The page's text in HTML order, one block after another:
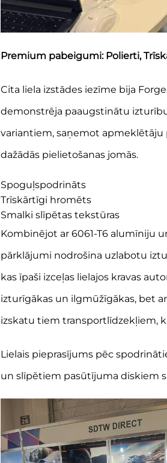
Premium pabeigumi: Polierti,
Cita liela izstādes iezīme bija
demonstrēja paaugstinātu
variantiem, saņemot
dažādās pielietošanas jomās.
Spoguļspodrināts
Trīskārtīgi hromēts
Smalki slīpētas tekstūras
Kombinējot ar 6061-T6 alumīniju
pārklājumi nodrošina uzlabotu
kas īpaši izceļas lielajos kravas
izturīgākas un ilgmūžīgākas, bet
izskatu tiem transportlīdzekļiem,
Lielais pieprasījums pēc
un slīpētiem pasūtījuma diskiem